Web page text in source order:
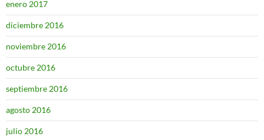
enero 2017
diciembre 2016
noviembre 2016
octubre 2016
septiembre 2016
agosto 2016
julio 2016